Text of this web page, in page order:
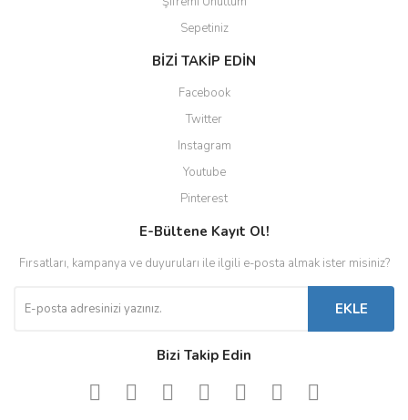
Sepetiniz
BİZİ TAKİP EDİN
Facebook
Twitter
Instagram
Youtube
Pinterest
E-Bültene Kayıt Ol!
Fırsatları, kampanya ve duyuruları ile ilgili e-posta almak ister misiniz?
EKLE
Bizi Takip Edin